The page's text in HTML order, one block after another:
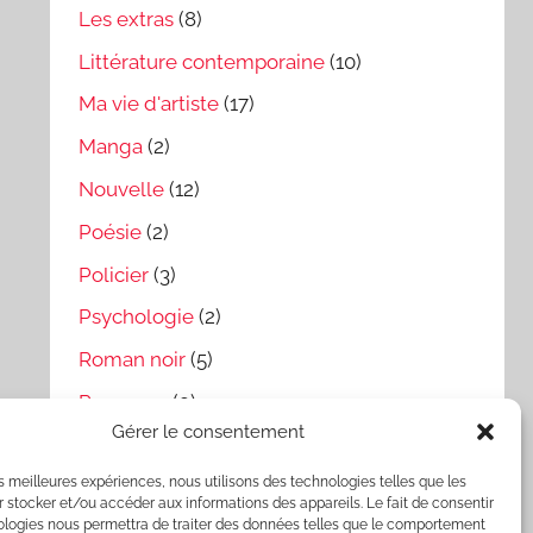
Gérer le consentement
meilleures expériences, nous utilisons des technologies telles que les
stocker et/ou accéder aux informations des appareils. Le fait de consentir
nous permettra de traiter des données telles que le comportement
Les extras (8)
Littérature contemporaine (10)
Ma vie d'artiste (17)
Manga (2)
Nouvelle (12)
Poésie (2)
Policier (3)
Psychologie (2)
Roman noir (5)
Romance
(9)
Science-fiction(19)
Témoignages & Essais(3)